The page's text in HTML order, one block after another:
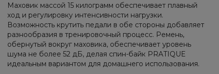
Маховик массой 15 килограмм обеспечивает плавный
ход и регулировку интенсивности нагрузки.
Возможность крутить педали в обе стороны добавляет
разнообразия в тренировочный процесс. Ремень,
обернутый вокруг маховика, обеспечивает уровень
шума не более 52 дБ, делая спин-байк PRATIQUE
идеальным вариантом для домашнего использования.